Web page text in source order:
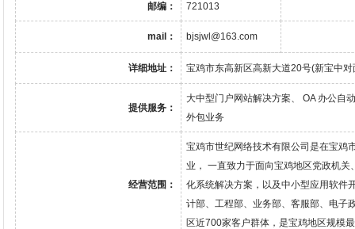
邮编： 721013
mail： bjsjwl@163.com
详细地址： 宝鸡市东高新区高新大道20号(新宝中对
提供服务：
大中型门户网站解决方案、 OA 办公自
外包业务
经营范围：
宝鸡市世纪网络技术有限公司是在宝鸡
业， 一直致力于面向宝鸡地区党政机
化系统解决方案，以及中小型应用软件
计部、工程部、业务部、客服部、电子
区近700家客户群体，是宝鸡地区规模